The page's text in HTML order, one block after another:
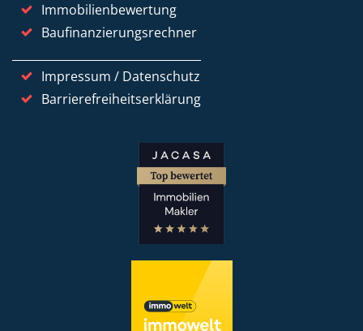
Immobilienbewertung
Baufinanzierungsrechner
Impressum / Datenschutz
Barrierefreiheitserklärung